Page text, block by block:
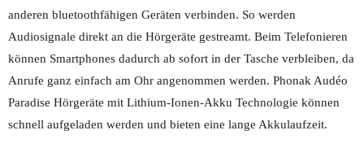
anderen bluetoothfähigen Geräten verbinden. So werden
Audiosignale direkt an die Hörgeräte gestreamt. Beim Telefonieren
können Smartphones dadurch ab sofort in der Tasche verbleiben, da
Anrufe ganz einfach am Ohr angenommen werden. Phonak Audéo
Paradise Hörgeräte mit Lithium-Ionen-Akku Technologie können
schnell aufgeladen werden und bieten eine lange Akkulaufzeit.